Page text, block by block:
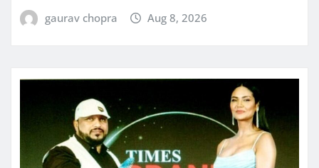
gaurav chopra Aug 8, 2026